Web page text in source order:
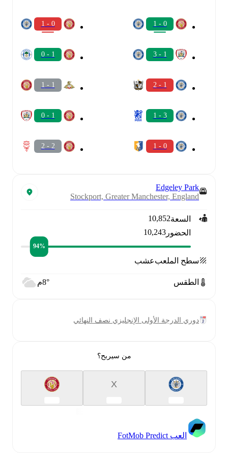
0 - 1
1 - 3
1 - 2
3 - 1
0 - 1
0 - 1
1 - 0
1 - 1
1 - 0
2 - 2
Edgeley Park
Stockport, Greater Manchester, England
السعة10,852
الحضور10,243
94‎%‎
سطح الملعبعشب
الطقس
دوري الدرجة الأولى الإنجليزي نصف النهائي
من سيربح؟
العب FotMob Predict